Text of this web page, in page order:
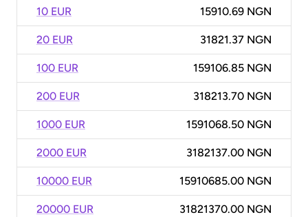
10 EUR 15910.69 NGN
20 EUR 31821.37 NGN
100 EUR 159106.85 NGN
200 EUR 318213.70 NGN
1000 EUR 1591068.50 NGN
2000 EUR 3182137.00 NGN
10000 EUR 15910685.00 NGN
20000 EUR 31821370.00 NGN